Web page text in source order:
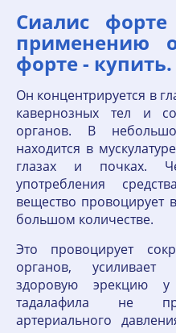
Сиалис
применению
форте - купить.
Он концентрируется в
кавернозных тел и
органов. В
находится в
глазах и почках.
употребления
вещество
большом количестве.
Это провоцирует
органов, усиливает
здоровую эрекцию
тадалафила не
артериального